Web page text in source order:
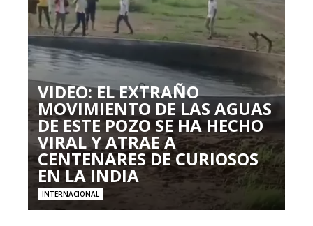
VIDEO: EL EXTRAÑO
MOVIMIENTO DE LAS AGUAS
DE ESTE POZO SE HA HECHO
VIRAL Y ATRAE A
CENTENARES DE CURIOSOS
EN LA INDIA
INTERNACIONAL